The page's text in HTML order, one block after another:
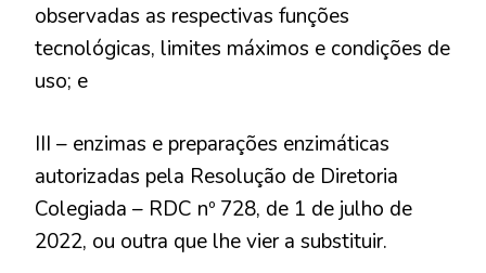
observadas as respectivas funções
tecnológicas, limites máximos e condições de
uso; e
III – enzimas e preparações enzimáticas
autorizadas pela Resolução de Diretoria
Colegiada – RDC nº 728, de 1 de julho de
2022, ou outra que lhe vier a substituir.